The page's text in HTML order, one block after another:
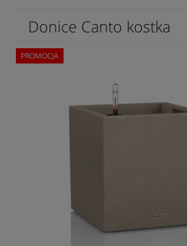
Donice Canto kostka
PROMOCJA